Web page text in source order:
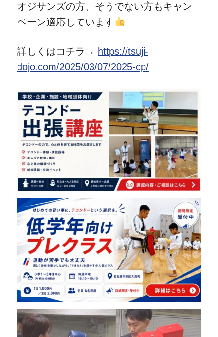
オジサンズの方、そうでない方もキャン
ペーン適応しています
詳しくはコチラ→ https://tsuji-
dojo.com/2025/03/07/2025-cp/